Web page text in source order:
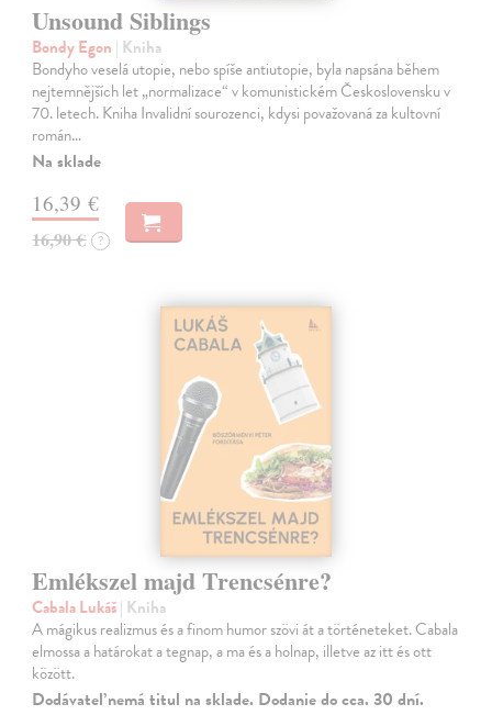
Unsound Siblings
Bondy Egon | Kniha
Bondyho veselá utopie, nebo spíše antiutopie, byla napsána během
nejtemnějších let „normalizace“ v komunistickém Československu v
70. letech. Kniha Invalidní sourozenci, kdysi považovaná za kultovní
román…
Na sklade
16,39 €
16,90 € ?
Emlékszel majd Trencsénre?
Cabala Lukáš| Kniha
A mágikus realizmus és a finom humor szövi át a történeteket. Cabala
elmossa a határokat a tegnap, a ma és a holnap, illetve az itt és ott
között.
Dodávateľ nemá titul na sklade. Dodanie do cca. 30 dní.